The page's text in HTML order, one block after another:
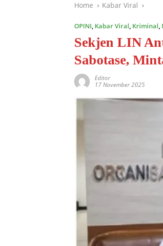
Home Kabar Viral
OPINI, Kabar Viral, Kriminal,
Sekjen LIN
Sabotase,
Editor
17 November 2025